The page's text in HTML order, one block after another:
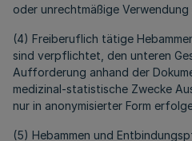
oder unrechtmäßige Verwendung
(4) Freiberuflich tätige
sind verpflichtet, den unteren
Aufforderung anhand der
medizinal-statistische Zwecke
nur in anonymisierter Form
(5) Hebammen und